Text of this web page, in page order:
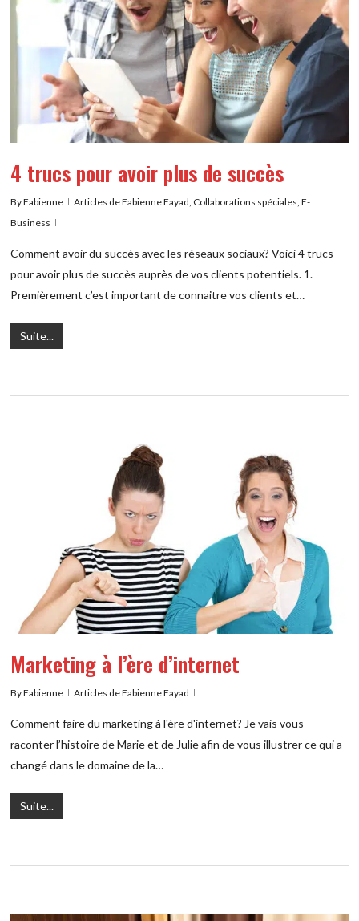
4 trucs pour avoir plus de succès
ByFabienne Articles de Fabienne Fayad, Collaborations spéciales,E-
Business
Comment avoir du succès avec les réseaux sociaux? Voici 4 trucs
pour avoir plus de succès auprès de vos clients potentiels. 1.
Premièrement c’est important de connaitre vos clients et…
Suite...
Marketing à l’ère d’internet
ByFabienne Articles de Fabienne Fayad
Comment faire du marketing à l'ère d'internet? Je vais vous
raconter l’histoire de Marie et de Julie afin de vous illustrer ce qui a
changé dans le domaine de la…
Suite...